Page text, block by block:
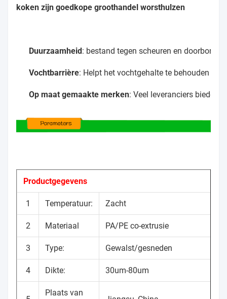
koken zijn goedkope groothandel worsthulzen
Duurzaamheid: bestand tegen scheuren en doorboren.
Vochtbarrière: Helpt het vochtgehalte te behouden en
Op maat gemaakte merken: Veel leveranciers bieden
Productgegevens
1 Temperatuur: Zacht
2 Materiaal PA/PE co-extrusie
3 Type: Gewalst/gesneden
4 Dikte: 30um-80um
Plaats van